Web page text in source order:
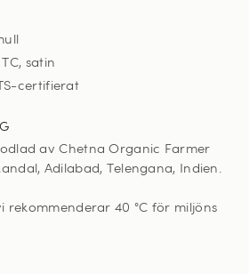
satin
certifierat
odlad av Chetna Organic Farmer
Adilabad, Telengana, Indien.
rekommenderar 40 °C för miljöns